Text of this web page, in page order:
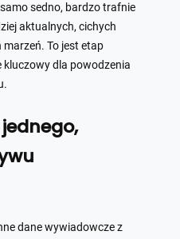
sedno, bardzo trafnie
aktualnych, cichych
marzeń. To jest etap
dla powodzenia
dane wywiadowcze z